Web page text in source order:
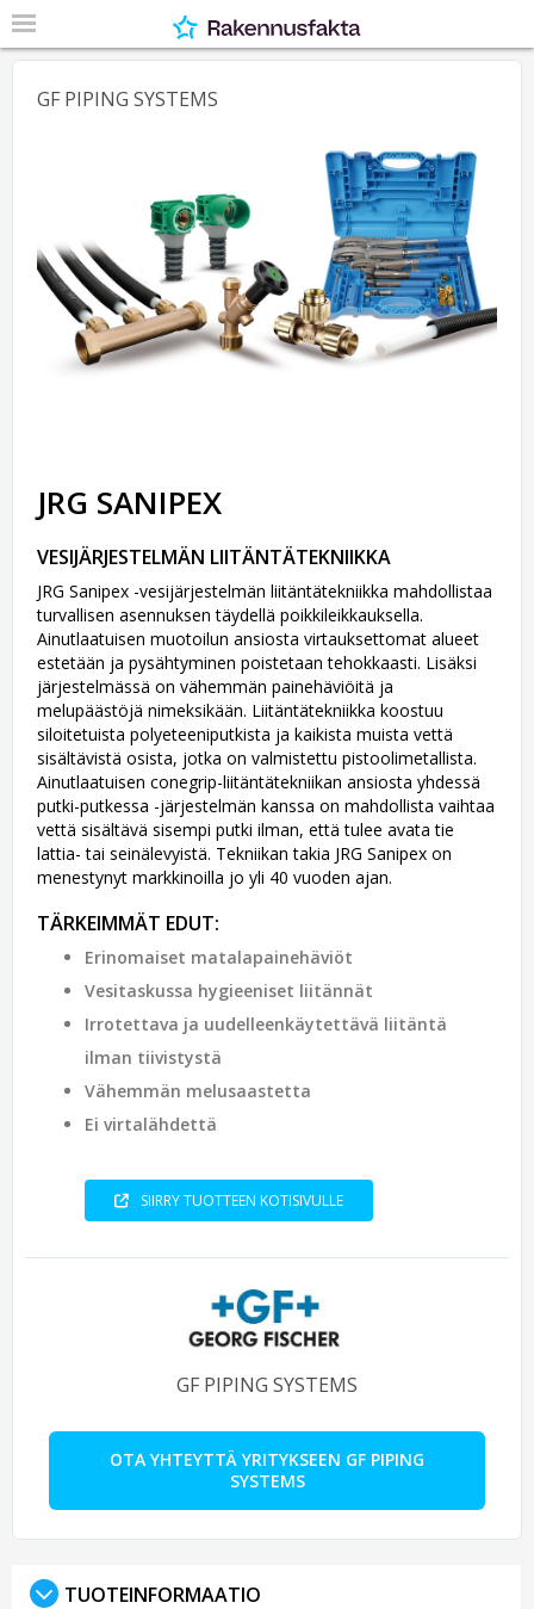
GF PIPING SYSTEMS
JRG SANIPEX
VESIJÄRJESTELMÄN LIITÄNTÄTEKNIIKKA
JRG Sanipex -vesijärjestelmän liitäntätekniikka mahdollistaa
turvallisen asennuksen täydellä poikkileikkauksella.
Ainutlaatuisen muotoilun ansiosta virtauksettomat alueet
estetään ja pysähtyminen poistetaan tehokkaasti. Lisäksi
järjestelmässä on vähemmän painehäviöitä ja
melupäästöjä nimeksikään. Liitäntätekniikka koostuu
siloitetuista polyeteeniputkista ja kaikista muista vettä
sisältävistä osista, jotka on valmistettu pistoolimetallista.
Ainutlaatuisen conegrip-liitäntätekniikan ansiosta yhdessä
putki-putkessa -järjestelmän kanssa on mahdollista vaihtaa
vettä sisältävä sisempi putki ilman, että tulee avata tie
lattia- tai seinälevyistä. Tekniikan takia JRG Sanipex on
menestynyt markkinoilla jo yli 40 vuoden ajan.
TÄRKEIMMÄT EDUT:
Erinomaiset matalapainehäviöt
Vesitaskussa hygieeniset liitännät
Irrotettava ja uudelleenkäytettävä liitäntä
ilman tiivistystä
Vähemmän melusaastetta
Ei virtalähdettä
SIIRRY TUOTTEEN KOTISIVULLE
GF PIPING SYSTEMS
OTA YHTEYTTÄ YRITYKSEEN GF PIPING
SYSTEMS
TUOTEINFORMAATIO